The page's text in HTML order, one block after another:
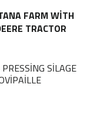
FARM WITH
TRACTOR